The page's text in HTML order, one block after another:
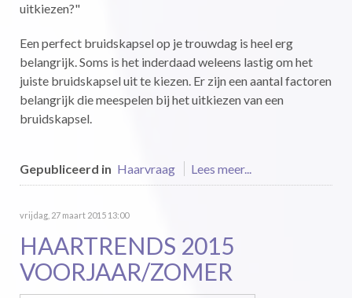
uitkiezen?"
Een perfect bruidskapsel op je trouwdag is heel erg
belangrijk. Soms is het inderdaad weleens lastig om het
juiste bruidskapsel uit te kiezen. Er zijn een aantal factoren
belangrijk die meespelen bij het uitkiezen van een
bruidskapsel.
Gepubliceerd in Haarvraag Lees meer...
vrijdag, 27 maart 2015 13:00
HAARTRENDS 2015
VOORJAAR/ZOMER